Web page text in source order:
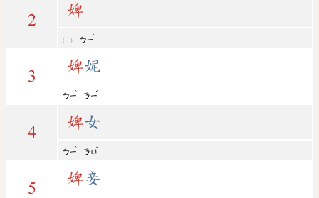
2
婢
ㄅㄧ
ˋ
3
婢妮
ㄅㄧ
ˋ
ㄋㄧ
ˊ
4
婢女
ㄅㄧ
ˋ
ㄋㄩ
ˇ
5
婢妾